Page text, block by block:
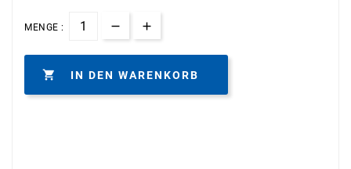
MENGE :
 IN DEN WARENKORB